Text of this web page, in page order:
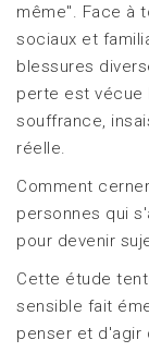
même". Face à
sociaux et
blessures
perte est vécue
souffrance,
réelle.
Comment
personnes qui
pour devenir
Cette étude
sensible fait
penser et d'agir